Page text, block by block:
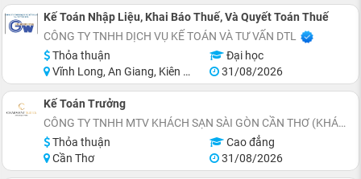
Kế Toán Nhập Liệu, Khai Báo Thuế, Và Quyết Toán Thuế
CÔNG TY TNHH DỊCH VỤ KẾ TOÁN VÀ TƯ VẤN DTL
Thỏa thuận
Đại học
Vĩnh Long, An Giang, Kiên Giang, Đồng Tháp, Hậu Giang, Sóc Trăng
31/08/2026
Kế Toán Trưởng
CÔNG TY TNHH MTV KHÁCH SẠN SÀI GÒN CẦN THƠ (KHÁCH SẠN CHARMANT SUITES)
Thỏa thuận
Cao đẳng
Cần Thơ
31/08/2026